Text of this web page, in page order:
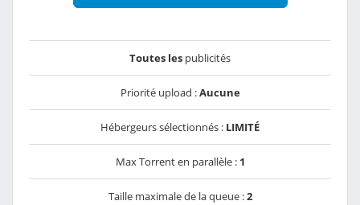
Toutes les publicités
Priorité upload :Aucune
Hébergeurs sélectionnés : LIMITÉ
Max Torrent en parallèle : 1
Taille maximale de la queue :2